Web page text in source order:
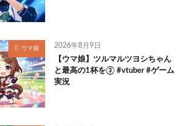
ウマ娘 2026年8月9日
【ウマ娘】ツルマルツヨシちゃん
と最高の1杯を③ #vtuber #ゲーム
実況